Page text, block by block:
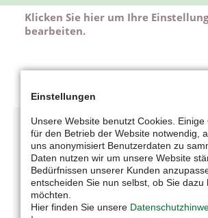
Klicken Sie hier um Ihre
bearbeiten.
Einstellungen
Unsere Website benutzt Cookies. Einige
für den Betrieb der Website notwendig,
uns anonymisiert Benutzerdaten zu
Daten nutzen wir um unsere Website
Bedürfnissen unserer Kunden
entscheiden Sie nun selbst, ob Sie dazu
möchten.
Hier finden Sie unsere